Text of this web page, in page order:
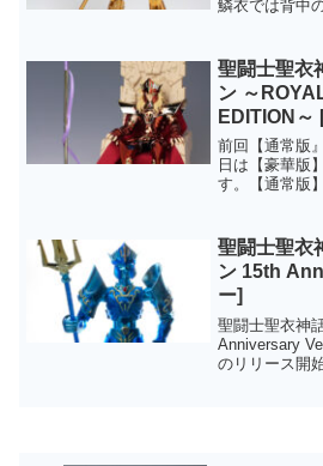
鱗衣では背中
聖闘士聖衣
ン ～
EDITION～
前回【通常版
日は【豪華版
す。【通常版
付属品が加わ
た、書籍の【
聖闘士聖衣
ン 15th
ー]
聖闘士聖衣神
Anniversary
のリリース開